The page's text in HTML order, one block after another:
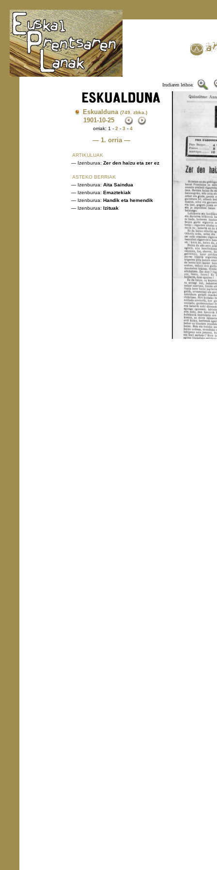
Irudiaren leihoa:
Eskualduna (749. zbka.)
1901-10-25
orriak: 1 - 2 - 3 - 4
— 1. orria —
ARTIKULUAK
— Izenburua: Zer den haizu eta zer ez
ASTEKO BERRIAK
— Izenburua: Aita Saindua
— Izenburua: Emaztekiak
— Izenburua: Handik eta hemendik
— Izenburua: Izituak